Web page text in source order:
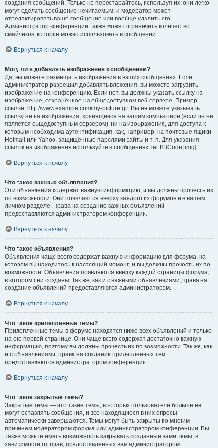
создания сообщений. Только не перестарайтесь, используя их: они легко
могут сделать сообщение нечитаемым, и модератор может
отредактировать ваше сообщение или вообще удалить его.
Администратор конференции также может ограничить количество
смайликов, которое можно использовать в сообщении.
Вернуться к началу
Могу ли я добавлять изображения к сообщениям?
Да, вы можете размещать изображения в ваших сообщениях. Если
администратор разрешил добавлять вложения, вы можете загрузить
изображение на конференцию. Если нет, вы должны указать ссылку на
изображение, сохранённое на общедоступном веб-сервере. Пример
ссылки: http://www.example.com/my-picture.gif. Вы не можете указывать
ссылку ни на изображения, хранящиеся на вашем компьютере (если он не
является общедоступным сервером), ни на изображения, для доступа к
которым необходима аутентификация, как, например, на почтовые ящики
Hotmail или Yahoo, защищённые паролями сайты и т. п. Для указания
ссылок на изображения используйте в сообщениях тег BBCode [img].
Вернуться к началу
Что такое важные объявления?
Эти объявления содержат важную информацию, и вы должны прочесть их
по возможности. Они появляются вверху каждого из форумов и в вашем
личном разделе. Права на создание важных объявлений
предоставляются администратором конференции.
Вернуться к началу
Что такое объявления?
Объявления чаще всего содержат важную информацию для форума, на
котором вы находитесь в настоящий момент, и вы должны прочесть их по
возможности. Объявления появляются вверху каждой страницы форума,
в котором они созданы. Так же, как и с важными объявлениями, права на
создание объявлений предоставляются администратором.
Вернуться к началу
Что такое прилепленные темы?
Прилепленные темы в форуме находятся ниже всех объявлений и только
на его первой странице. Они чаще всего содержат достаточно важную
информацию, поэтому вы должны прочесть их по возможности. Так же, как
и с объявлениями, права на создание прилепленных тем
предоставляются администратором конференции.
Вернуться к началу
Что такое закрытые темы?
Закрытые темы — это такие темы, в которых пользователи больше не
могут оставлять сообщения, и все находящиеся в них опросы
автоматически завершаются. Темы могут быть закрыты по многим
причинам модератором форума или администратором конференции. Вы
также можете иметь возможность закрывать созданные вами темы, в
зависимости от прав, предоставленных вам администратором